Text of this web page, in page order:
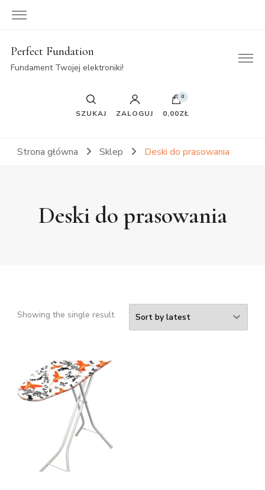
Perfect Fundation
Fundament Twojej elektroniki!
SZUKAJ ZALOGUJ
0
0,00ZŁ
Strona główna Sklep Deski do prasowania
Deski do prasowania
Showing the single result